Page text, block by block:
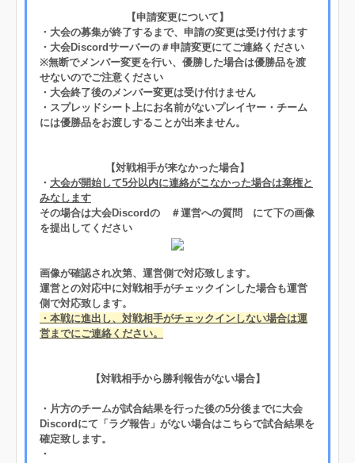
【申請変更について】
・大会の募集が終了するまで、申請の変更は受け付けます
・大会Discordサーバーの＃申請変更にてご連絡ください
※無断でメンバー変更を行い、優勝した場合は優勝品を渡
せないのでご注意ください
・大会終了後のメンバー変更は受け付けません
・スプレッドシート上にお名前がないプレイヤー・チーム
には優勝品をお渡しすることが出来ません。
【対戦相手が来なかった場合】
・ 大会が開始して5分以内に連絡がこなかった場合は棄権と
みなします
その場合は大会Discordの ＃運営への質問 にて下の画像
を提出してください
画像が確認され次第、運営側で対応致します。
運営との対応中に対戦相手がチェックインした場合も運営
側で対応致します。
・本戦に進出し、対戦相手がチェックインしない場合は運
営までにご連絡ください。
【対戦相手から勝利報告がない場合】
・片方のチームが試合結果を行った後の5分後までに大会
Discordにて「ラグ報告」がない場合はこちらで試合結果を
確定致します。
・